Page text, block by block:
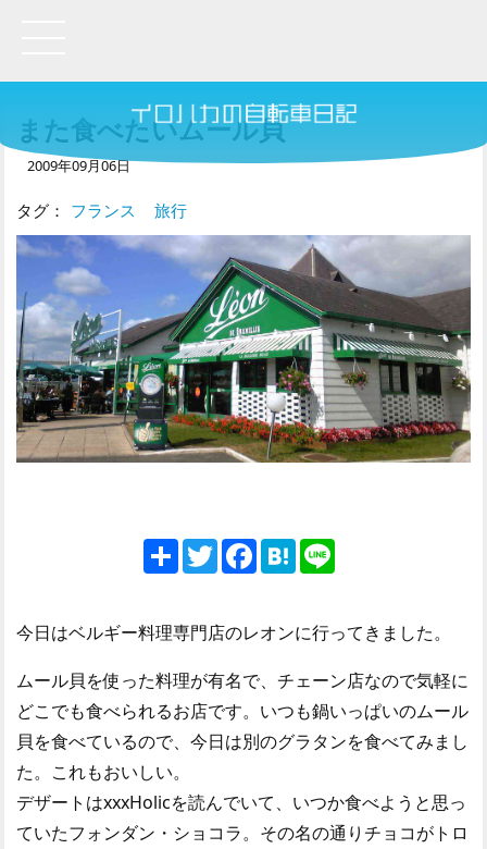
また食べたいムール貝
2009年09月06日
タグ： フランス 旅行
ShareTwitterFacebook
HatenaLine
今日はベルギー料理専門店のレオンに行ってきました。
ムール貝を使った料理が有名で、チェーン店なので気軽に
どこでも食べられるお店です。いつも鍋いっぱいのムール
貝を食べているので、今日は別のグラタンを食べてみまし
た。これもおいしい。
デザートはxxxHolicを読んでいて、いつか食べようと思っ
ていたフォンダン・ショコラ。その名の通りチョコがトロ